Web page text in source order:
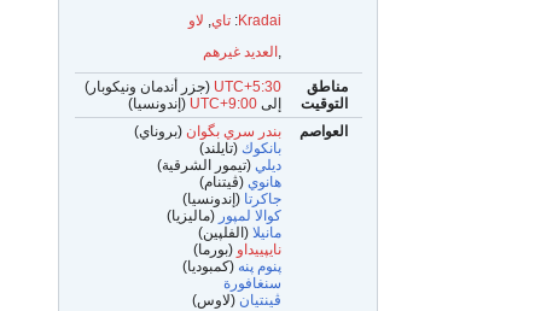
Kradai
:تاي, لاو
, العديد غيرهم
مناطق
التوقيت
UTC+5:30 (جزر أندمان ونيكوبار)
إلىUTC+9:00 (إندونسيا)
العواصم
بندر سري بگوان (بروناي)
بانكوك (تايلند)
ديلي (تيمور الشرقية)
هانوي (ڤيتنام)
جاكرتا (إندونسيا)
كوالا لمپور (ماليزيا)
مانيلا (الفلپين)
نايپييداو (بورما)
پنوم پنه (كمبوديا)
سنغافورة
ڤينتيان (لاوس)